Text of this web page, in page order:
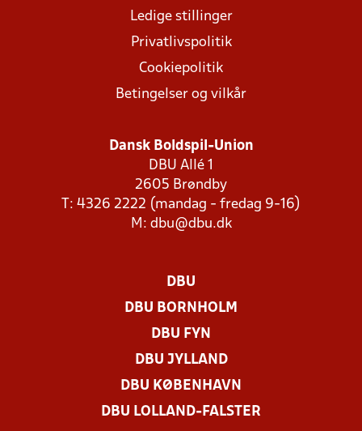
Ledige stillinger
Privatlivspolitik
Cookiepolitik
Betingelser og vilkår
Dansk Boldspil-Union
DBU Allé 1
2605 Brøndby
T: 4326 2222 (mandag - fredag 9-16)
M: dbu@dbu.dk
DBU
DBU BORNHOLM
DBU FYN
DBU JYLLAND
DBU KØBENHAVN
DBU LOLLAND-FALSTER